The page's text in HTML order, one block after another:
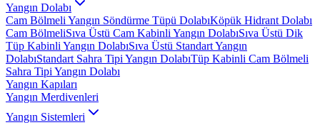
Yangın Dolabı
Cam Bölmeli Yangın Söndürme Tüpü DolabıKöpük Hidrant Dolabı
Cam BölmeliSıva Üstü Cam Kabinli Yangın DolabıSıva Üstü Dik
Tüp Kabinli Yangın DolabıSıva Üstü Standart Yangın
DolabıStandart Sahra Tipi Yangın DolabıTüp Kabinli Cam Bölmeli
Sahra Tipi Yangın Dolabı
Yangın Kapıları
Yangın Merdivenleri
Yangın Sistemleri